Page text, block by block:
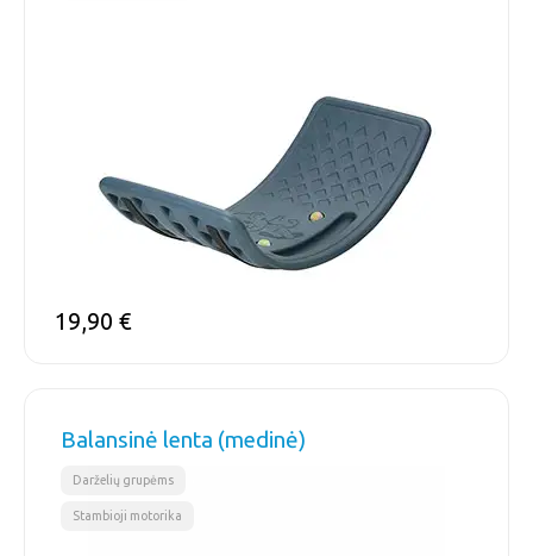
19,90 €
Balansinė lenta (medinė)
Darželių grupėms
Stambioji motorika